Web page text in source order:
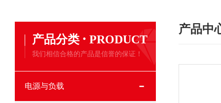
产品分类 · PRODUCT
我们相信合格的产品是信誉的保证！
电源与负载
产品中